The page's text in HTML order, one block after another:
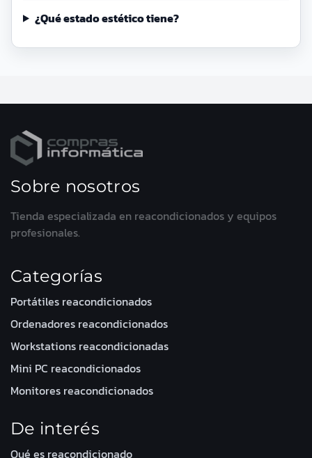
¿Qué estado estético tiene?
Sobre nosotros
Tienda especializada en reacondicionados y equipos
profesionales.
Categorías
Portátiles reacondicionados
Ordenadores reacondicionados
Workstations reacondicionadas
Mini PC reacondicionados
Monitores reacondicionados
De interés
Qué es reacondicionado